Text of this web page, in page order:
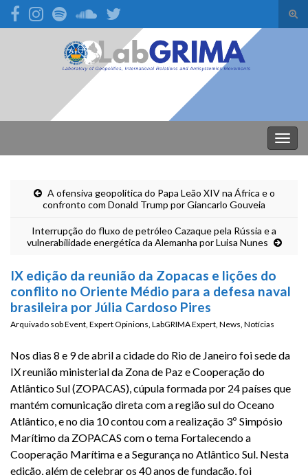
Search for:
A ofensiva geopolítica do Papa Leão XIV na África e o
confronto com Donald Trump por Giancarlo Gouveia
Interrupção do fluxo de petróleo Cazaque pela Rússia e a
vulnerabilidade energética da Alemanha por Luisa Nunes
IX edição da reunião da Zopacas e lições do
conflito no Oriente Médio para a defesa naval
brasileira por Júlia Cardoso Pires
Arquivado sobEvent, Expert Opinions, LabGRIMA Expert, News, Notícias
Nos dias 8 e 9 de abril a cidade do Rio de Janeiro foi sede da
IX reunião ministerial da Zona de Paz e Cooperação do
Atlântico Sul (ZOPACAS), cúpula formada por 24 países que
mantém comunicação direta com a região sul do Oceano
Atlântico, e no dia 10 contou com a realização 3º Simpósio
Marítimo da ZOPACAS com o tema Fortalecendo a
Cooperação Marítima e a Segurança no Atlântico Sul. Nesta
edição, além de celebrar os 40 anos de fundação, foi